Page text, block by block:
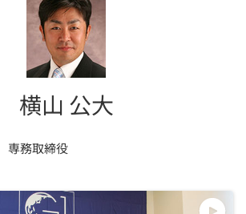
横山 公大
専務取締役